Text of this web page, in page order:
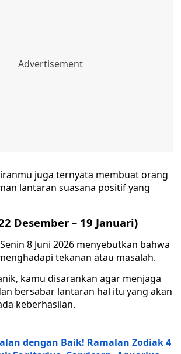
juga ternyata membuat orang
lantaran suasana positif yang
Desember – 19 Januari)
8 Juni 2026 menyebutkan bahwa
tekanan atau masalah.
kamu disarankan agar menjaga
bersabar lantaran hal itu yang akan
keberhasilan.
dengan Baik! Ramalan Zodiak 4